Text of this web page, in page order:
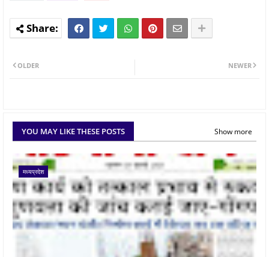
NEWER
OLDER
YOU MAY LIKE THESE POSTS Show more
मध्यप्रदेश